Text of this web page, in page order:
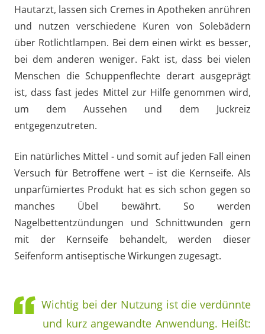
Hautarzt, lassen sich Cremes in Apotheken anrühren
und nutzen verschiedene Kuren von Solebädern
über Rotlichtlampen. Bei dem einen wirkt es besser,
bei dem anderen weniger. Fakt ist, dass bei vielen
Menschen die Schuppenflechte derart ausgeprägt
ist, dass fast jedes Mittel zur Hilfe genommen wird,
um dem Aussehen und dem Juckreiz
entgegenzutreten.
Ein natürliches Mittel - und somit auf jeden Fall einen
Versuch für Betroffene wert – ist die Kernseife. Als
unparfümiertes Produkt hat es sich schon gegen so
manches Übel bewährt. So werden
Nagelbettentzündungen und Schnittwunden gern
mit der Kernseife behandelt, werden dieser
Seifenform antiseptische Wirkungen zugesagt.
Wichtig bei der Nutzung ist die verdünnte
und kurz angewandte Anwendung. Heißt: